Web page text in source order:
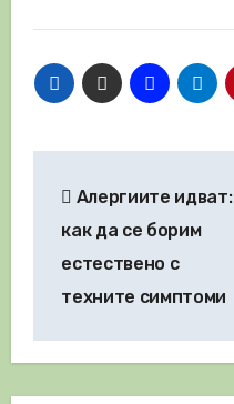
Алергиите идват:
как да се борим
естествено с
техните симптоми